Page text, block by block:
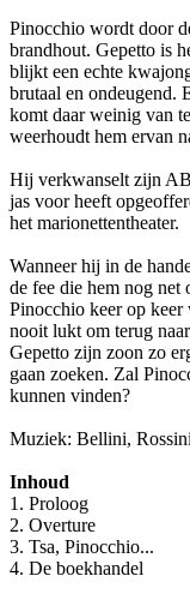
Pinocchio wordt door
brandhout. Gepetto is
blijkt een echte
brutaal en ondeugend.
komt daar weinig van
weerhoudt hem ervan
Hij verkwanselt zijn
jas voor heeft
het marionettentheater.
Wanneer hij in de
de fee die hem nog net
Pinocchio keer op keer
nooit lukt om terug
Gepetto zijn zoon zo
gaan zoeken. Zal
kunnen vinden?
Muziek: Bellini,
Inhoud
1. Proloog
2. Overture
3. Tsa, Pinocchio...
4. De boekhandel